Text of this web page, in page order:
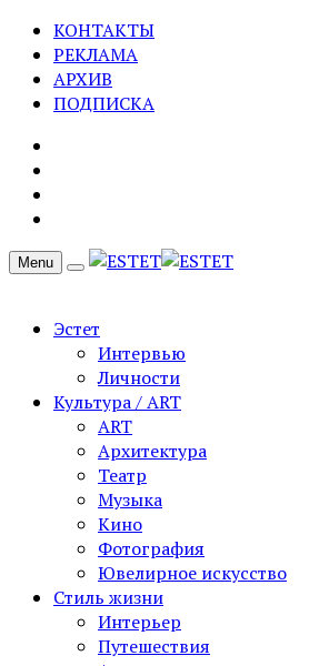
КОНТАКТЫ
РЕКЛАМА
АРХИВ
ПОДПИСКА
Menu
Эстет
Интервью
Личности
Культура / ART
ART
Архитектура
Театр
Музыка
Кино
Фотография
Ювелирное искусство
Стиль жизни
Интерьер
Путешествия